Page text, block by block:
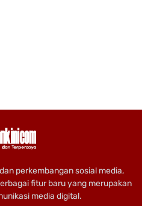
perkembangan sosial media,
fitur baru yang merupakan
media digital.